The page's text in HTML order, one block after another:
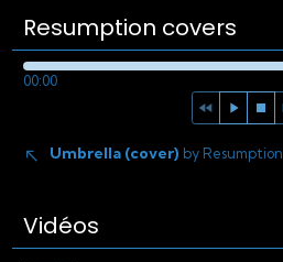
Resumption covers
00:00
Umbrella (cover) by Resumption
Vidéos